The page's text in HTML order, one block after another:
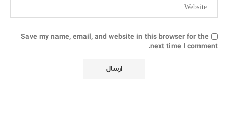
Save my name, email, and website in this browser for the
next time I comment.